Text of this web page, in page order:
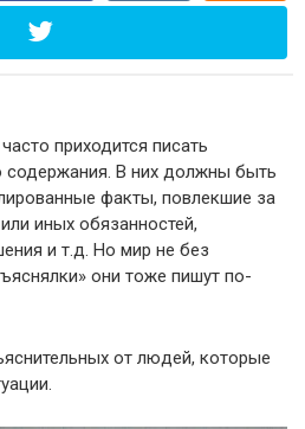
приходится писать
содержания. В них должны быть
факты, повлекшие за
иных обязанностей,
и т.д. Но мир не без
они тоже пишут по-
от людей, которые